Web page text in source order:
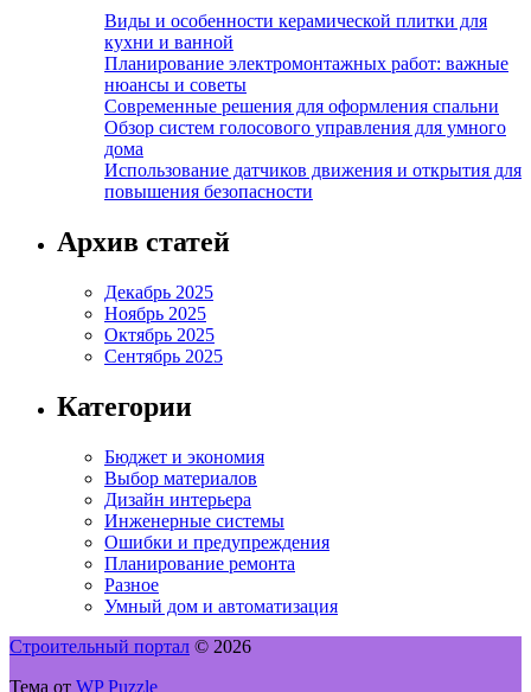
Виды и особенности керамической плитки для
кухни и ванной
Планирование электромонтажных работ: важные
нюансы и советы
Современные решения для оформления спальни
Обзор систем голосового управления для умного
дома
Использование датчиков движения и открытия для
повышения безопасности
Архив статей
Декабрь 2025
Ноябрь 2025
Октябрь 2025
Сентябрь 2025
Категории
Бюджет и экономия
Выбор материалов
Дизайн интерьера
Инженерные системы
Ошибки и предупреждения
Планирование ремонта
Разное
Умный дом и автоматизация
Строительный портал © 2026
Тема от WP Puzzle